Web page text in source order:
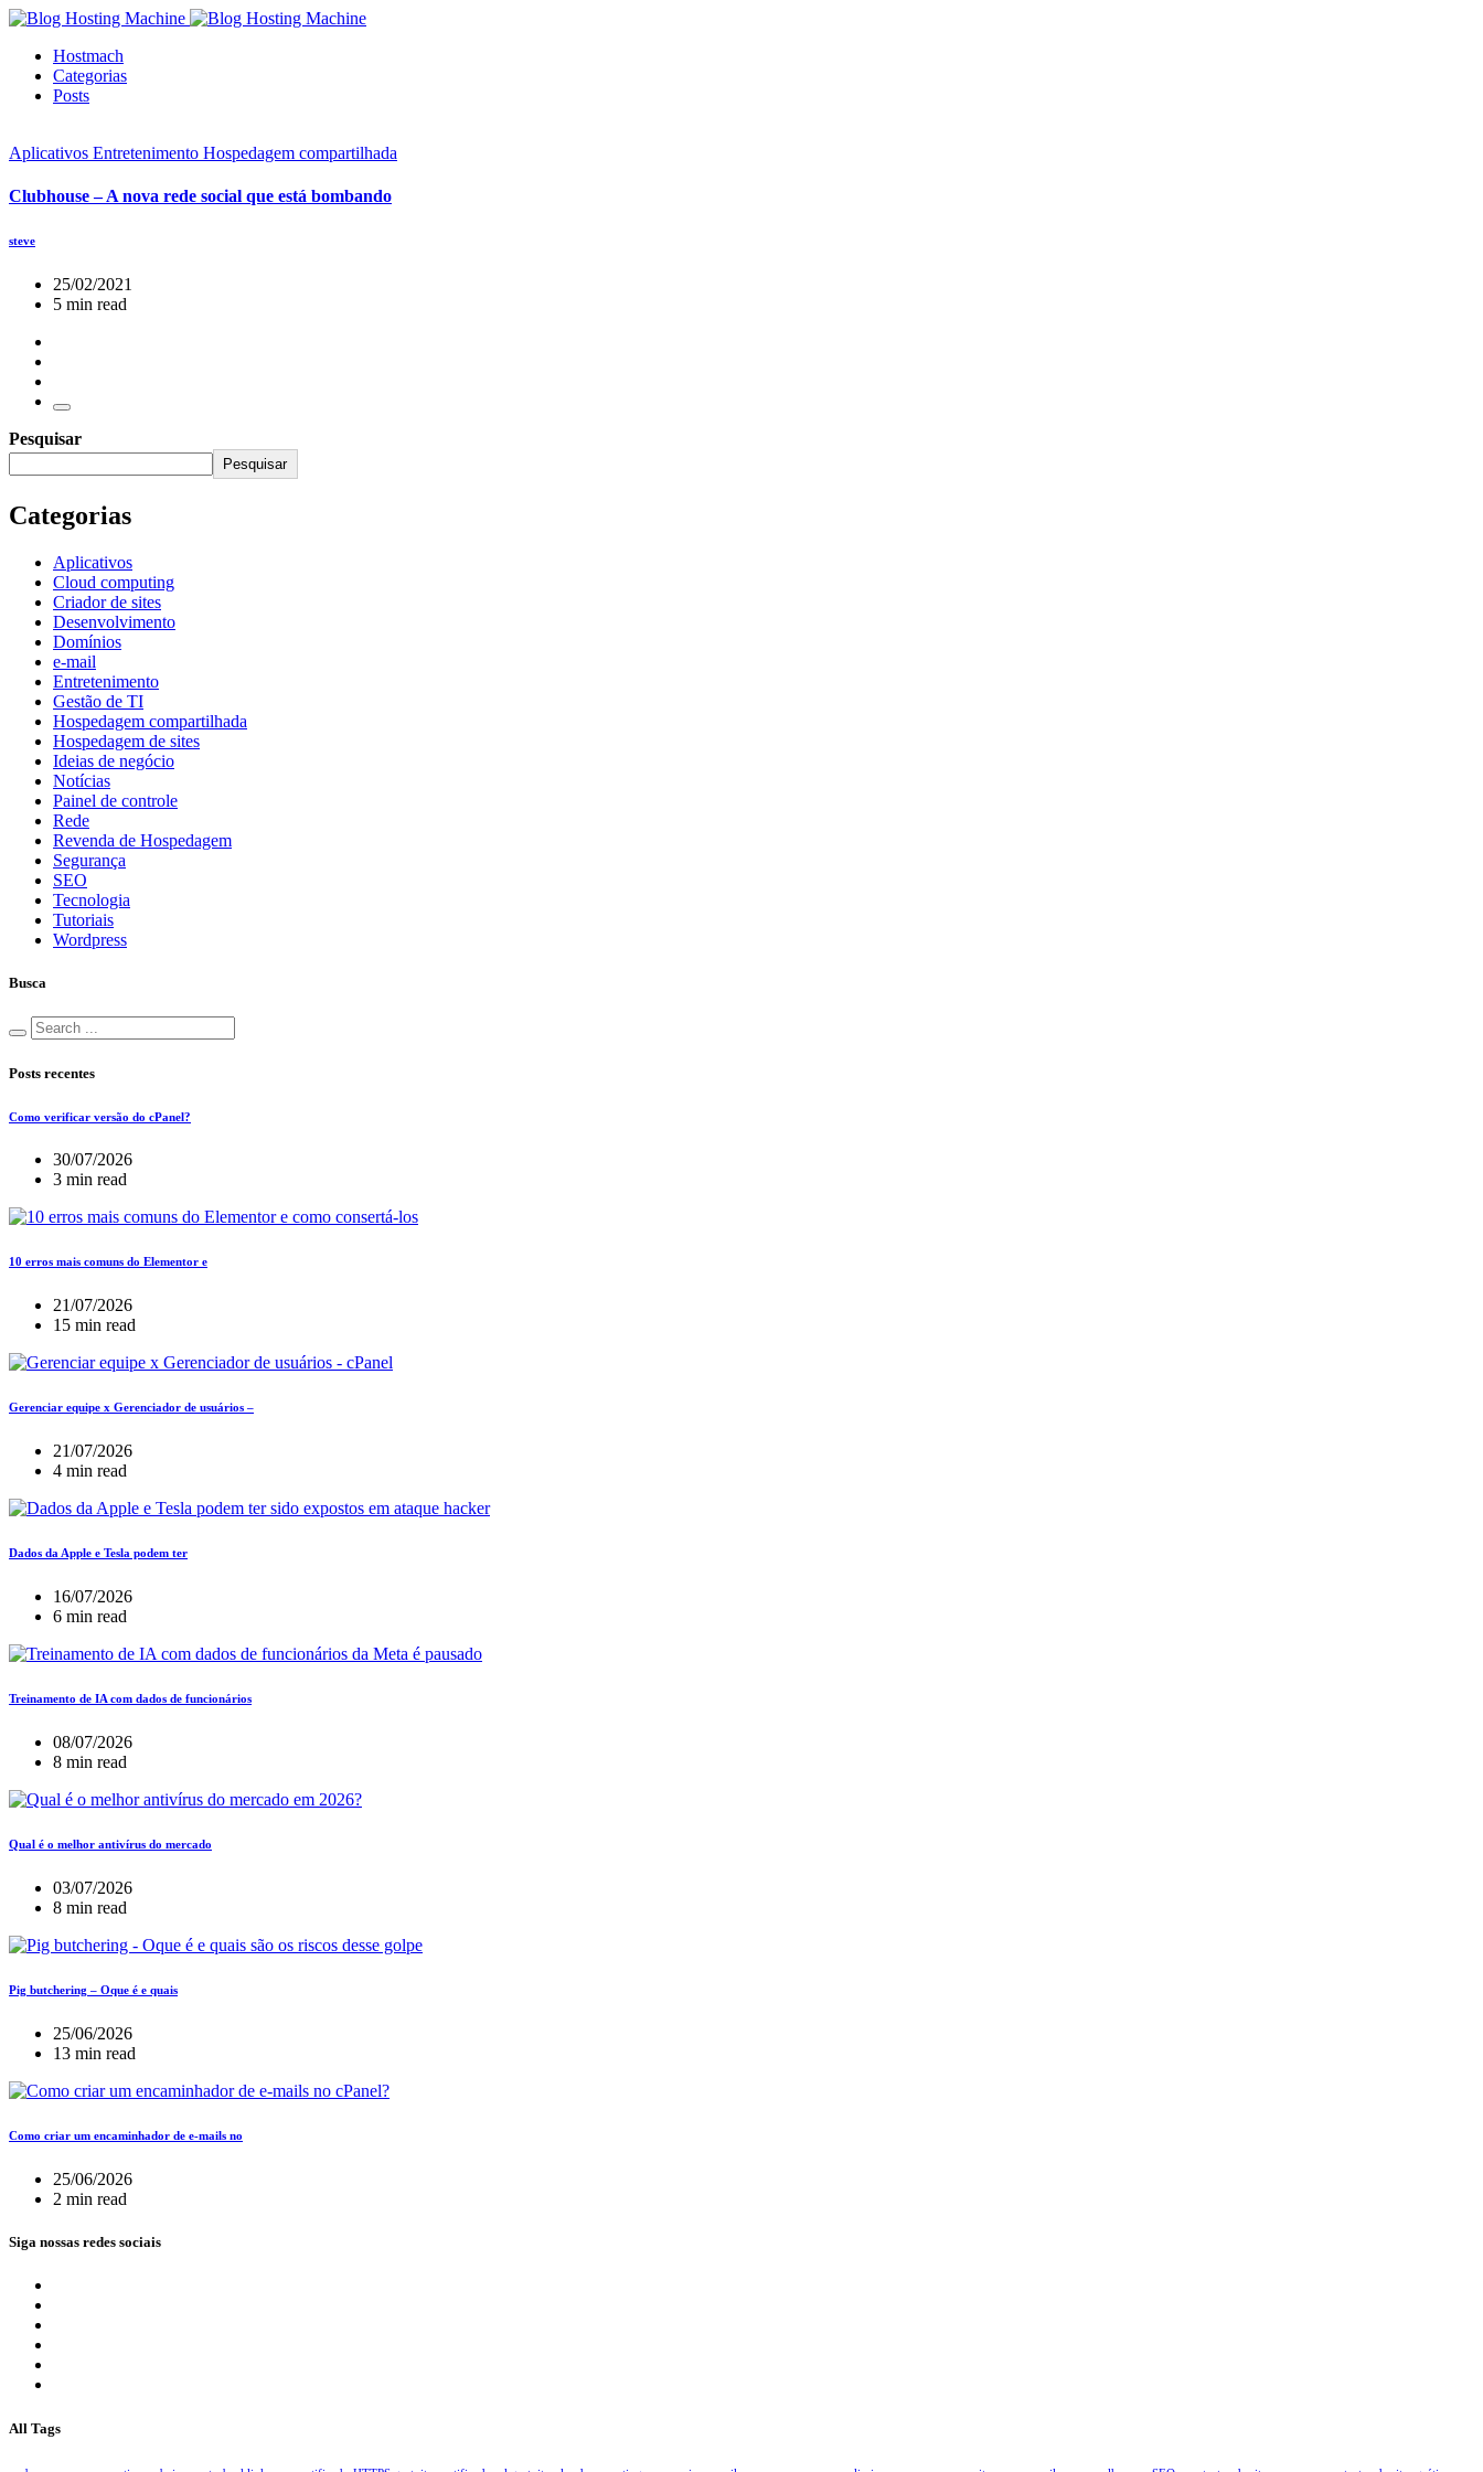
Hostmach
Categorias
Posts
Aplicativos Entretenimento Hospedagem compartilhada
Clubhouse – A nova rede social que está bombando
steve
25/02/2021
5 min read
Pesquisar
Pesquisar
Categorias
Aplicativos
Cloud computing
Criador de sites
Desenvolvimento
Domínios
e-mail
Entretenimento
Gestão de TI
Hospedagem compartilhada
Hospedagem de sites
Ideias de negócio
Notícias
Painel de controle
Rede
Revenda de Hospedagem
Segurança
SEO
Tecnologia
Tutoriais
Wordpress
Busca
Posts recentes
Como verificar versão do cPanel?
30/07/2026
3 min read
10 erros mais comuns do Elementor e
21/07/2026
15 min read
Gerenciar equipe x Gerenciador de usuários –
21/07/2026
4 min read
Dados da Apple e Tesla podem ter
16/07/2026
6 min read
Treinamento de IA com dados de funcionários
08/07/2026
8 min read
Qual é o melhor antivírus do mercado
03/07/2026
8 min read
Pig butchering – Oque é e quais
25/06/2026
13 min read
Como criar um encaminhador de e-mails no
25/06/2026
2 min read
Siga nossas redes sociais
All Tags